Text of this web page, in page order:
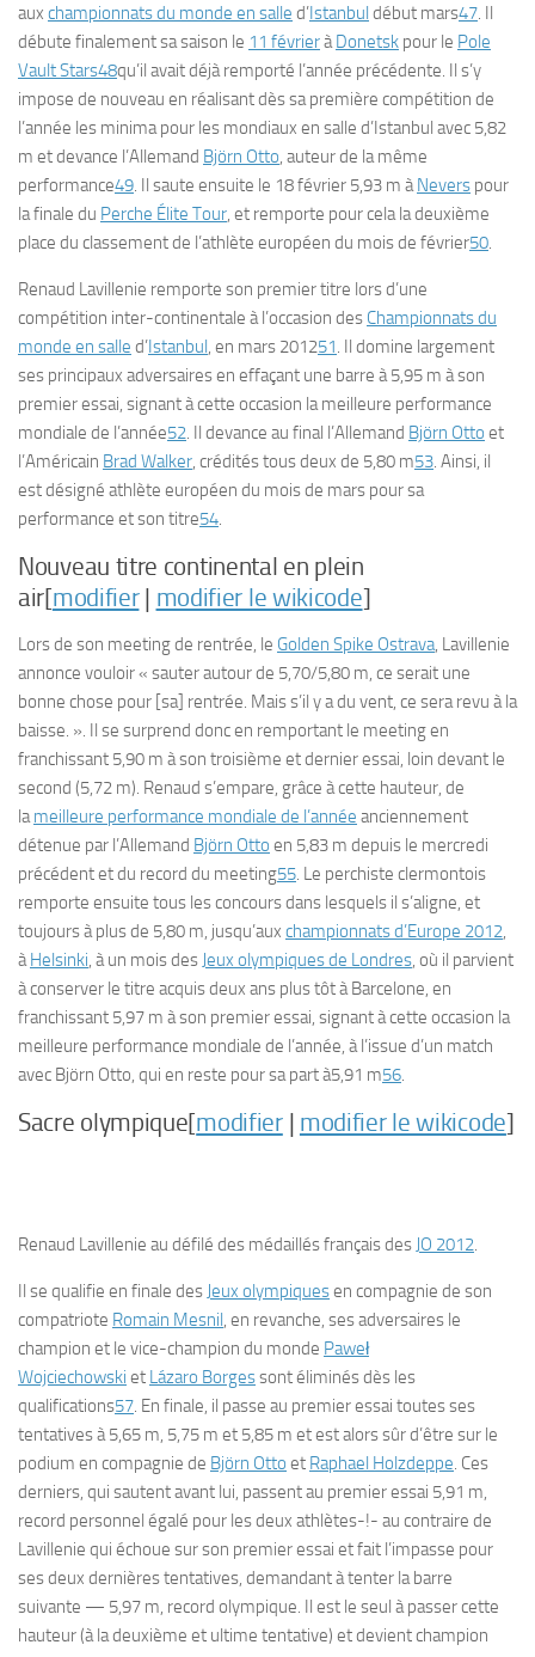
aux championnats du monde en salle d’Istanbul début mars47. Il
débute finalement sa saison le 11 févrieràDonetsk pour le Pole
Vault Stars48qu’il avait déjà remporté l’année précédente. Il s’y
impose de nouveau en réalisant dès sa première compétition de
l’année les minima pour les mondiaux en salle d’Istanbul avec 5,82
m et devance l’Allemand Björn Otto, auteur de la même
performance49. Il saute ensuite le 18 février 5,93 m àNevers pour
la finale du Perche Élite Tour, et remporte pour cela la deuxième
place du classement de l’athlète européen du mois de février50.
Renaud Lavillenie remporte son premier titre lors d’une
compétition inter-continentale à l’occasion des Championnats du
monde en salle d’Istanbul, en mars 201251. Il domine largement
ses principaux adversaires en effaçant une barre à 5,95 m à son
premier essai, signant à cette occasion la meilleure performance
mondiale de l’année52. Il devance au final l’Allemand Björn Otto et
l’Américain Brad Walker, crédités tous deux de 5,80 m53. Ainsi, il
est désigné athlète européen du mois de mars pour sa
performance et son titre54.
Nouveau titre continental en plein
air[modifier| modifier le wikicode]
Lors de son meeting de rentrée, le Golden Spike Ostrava, Lavillenie
annonce vouloir « sauter autour de 5,70/5,80 m, ce serait une
bonne chose pour [sa] rentrée. Mais s’il y a du vent, ce sera revu à la
baisse. ». Il se surprend donc en remportant le meeting en
franchissant 5,90 m à son troisième et dernier essai, loin devant le
second (5,72 m). Renaud s’empare, grâce à cette hauteur, de
lameilleure performance mondiale de l’année anciennement
détenue par l’Allemand Björn Otto en 5,83 m depuis le mercredi
précédent et du record du meeting55. Le perchiste clermontois
remporte ensuite tous les concours dans lesquels il s’aligne, et
toujours à plus de 5,80 m, jusqu’aux championnats d’Europe 2012,
àHelsinki, à un mois des Jeux olympiques de Londres, où il parvient
à conserver le titre acquis deux ans plus tôt à Barcelone, en
franchissant 5,97 m à son premier essai, signant à cette occasion la
meilleure performance mondiale de l’année, à l’issue d’un match
avec Björn Otto, qui en reste pour sa part à5,91 m56.
Sacre olympique[modifier| modifier le wikicode]
Renaud Lavillenie au défilé des médaillés français des JO 2012.
Il se qualifie en finale des Jeux olympiquesen compagnie de son
compatriote Romain Mesnil, en revanche, ses adversaires le
champion et le vice-champion du monde Paweł
Wojciechowski et Lázaro Borgessont éliminés dès les
qualifications57. En finale, il passe au premier essai toutes ses
tentatives à 5,65 m, 5,75 m et 5,85 m et est alors sûr d’être sur le
podium en compagnie de Björn Otto et Raphael Holzdeppe. Ces
derniers, qui sautent avant lui, passent au premier essai 5,91 m,
record personnel égalé pour les deux athlètes-!- au contraire de
Lavillenie qui échoue sur son premier essai et fait l’impasse pour
ses deux dernières tentatives, demandant à tenter la barre
suivante — 5,97 m, record olympique. Il est le seul à passer cette
hauteur (à la deuxième et ultime tentative) et devient champion